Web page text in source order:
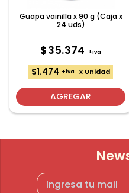
Guapa vainilla x 90 g (Caja x
24 uds)
$35.374 +iva
$1.474 +iva x Unidad
AGREGAR